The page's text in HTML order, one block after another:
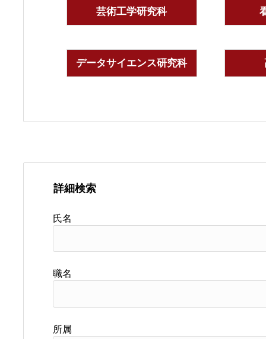
芸術工学研究科
データサイエンス研究科
詳細検索
氏名
職名
所属